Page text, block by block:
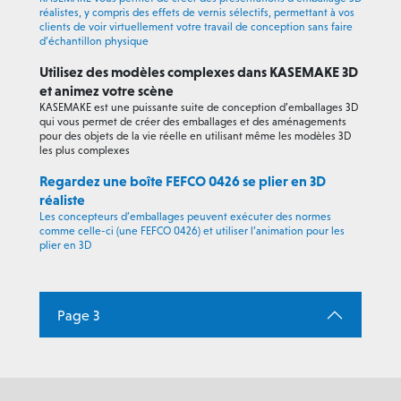
réalistes, y compris des effets de vernis sélectifs, permettant à vos
clients de voir virtuellement votre travail de conception sans faire
d’échantillon physique
Utilisez des modèles complexes dans KASEMAKE 3D
et animez votre scène
KASEMAKE est une puissante suite de conception d’emballages 3D
qui vous permet de créer des emballages et des aménagements
pour des objets de la vie réelle en utilisant même les modèles 3D
les plus complexes
Regardez une boîte FEFCO 0426 se plier en 3D
réaliste
Les concepteurs d’emballages peuvent exécuter des normes
comme celle-ci (une FEFCO 0426) et utiliser l’animation pour les
plier en 3D
Page 3